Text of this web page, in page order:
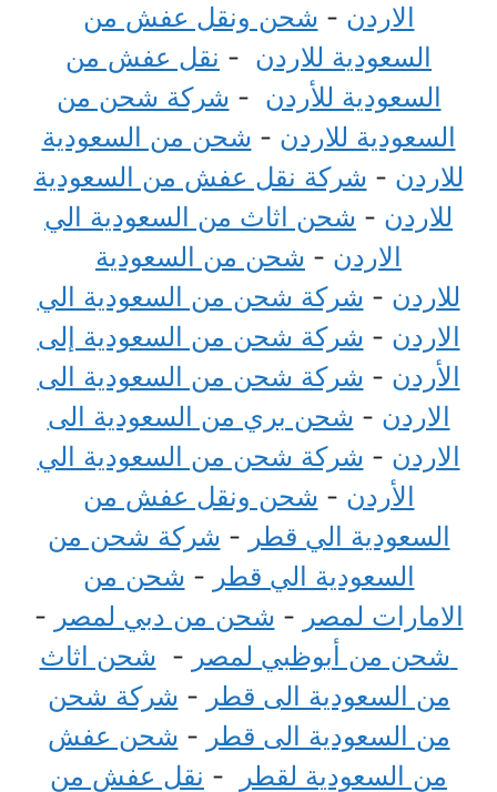
الاردن - شحن ونقل عفش من
السعودية للاردن - نقل عفش من
السعودية للأردن - شركة شحن من
السعودية للاردن - شحن من السعودية
للاردن - شركة نقل عفش من السعودية
للاردن - شحن اثاث من السعودية الي
الاردن - شحن من السعودية
للاردن - شركة شحن من السعودية الي
الاردن - شركة شحن من السعودية إلى
الأردن - شركة شحن من السعودية الى
الاردن - شحن بري من السعودية الى
الاردن - شركة شحن من السعودية الي
الأردن - شحن ونقل عفش من
السعودية الي قطر - شركة شحن من
السعودية الي قطر - شحن من
الامارات لمصر - شحن من دبي لمصر -
شحن من أبوظبي لمصر - شحن اثاث
من السعودية الى قطر - شركة شحن
من السعودية الى قطر - شحن عفش
من السعودية لقطر
- نقل عفش من